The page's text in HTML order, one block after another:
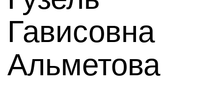
Гависовна
Альметова